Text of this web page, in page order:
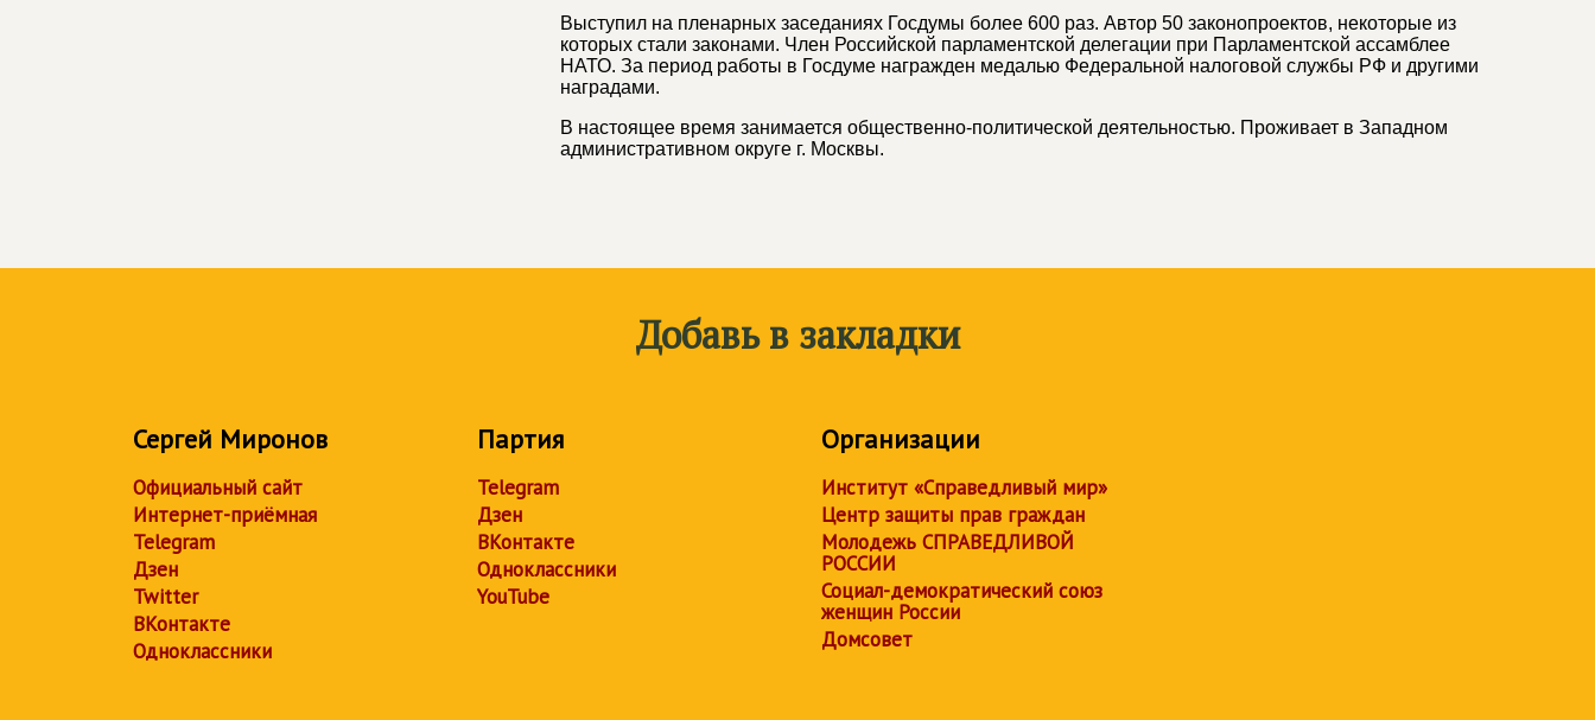
Выступил на пленарных заседаниях Госдумы более 600 раз. Автор 50 законопроектов, некоторые из
которых стали законами. Член Российской парламентской делегации при Парламентской ассамблее
НАТО. За период работы в Госдуме награжден медалью Федеральной налоговой службы РФ и другими
наградами.
В настоящее время занимается общественно-политической деятельностью. Проживает в Западном
административном округе г. Москвы.
Добавь в закладки
Сергей Миронов
Официальный сайт
Интернет-приёмная
Telegram
Дзен
Twitter
ВКонтакте
Одноклассники
Партия
Telegram
Дзен
ВКонтакте
Одноклассники
YouTube
Организации
Институт «Справедливый мир»
Центр защиты прав граждан
Молодежь СПРАВЕДЛИВОЙ
РОССИИ
Социал-демократический союз
женщин России
Домсовет